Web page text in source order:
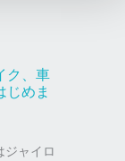
ク、車
じめま
ジャイロ